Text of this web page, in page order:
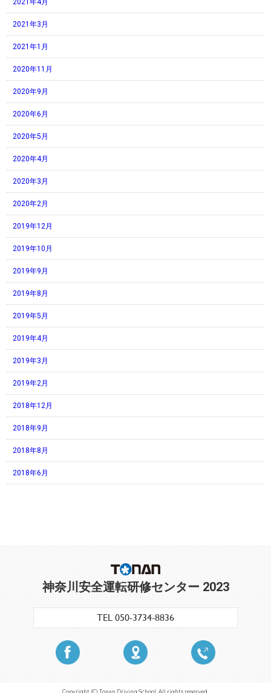
2021年4月
2021年3月
2021年1月
2020年11月
2020年9月
2020年6月
2020年5月
2020年4月
2020年3月
2020年2月
2019年12月
2019年10月
2019年9月
2019年8月
2019年5月
2019年4月
2019年3月
2019年2月
2018年12月
2018年9月
2018年8月
2018年6月
神奈川安全運転研修センター 2023
TEL 050-3734-8836
Copyright (C) Tonan Driving School. All rights reserved.